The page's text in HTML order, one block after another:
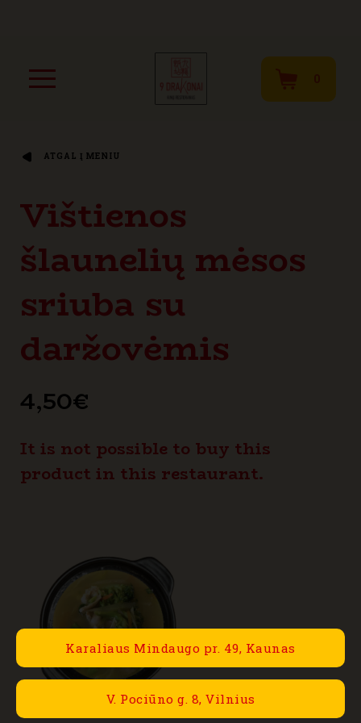
Karaliaus Mindaugo pr. 49, Kaunas
V. Pociūno g. 8, Vilnius
ATGAL Į MENIU
Vištienos
šlaunelių mėsos
sriuba su
daržovėmis
4,50€
It is not possible to buy this
product in this restaurant.